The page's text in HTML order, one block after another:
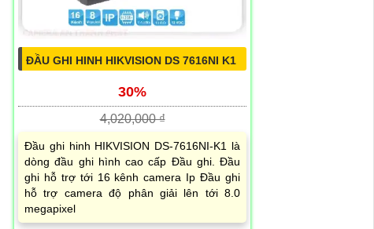
ĐẦU GHI HINH HIKVISION DS 7616NI K1
30%
4,020,000 ₫
Đầu ghi hinh HIKVISION DS-7616NI-K1 là
dòng đầu ghi hình cao cấp Đầu ghi. Đầu
ghi hỗ trợ tới 16 kênh camera Ip Đầu ghi
hỗ trợ camera độ phân giải lên tới 8.0
megapixel